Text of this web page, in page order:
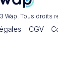
Wap. Tous droits
CGV